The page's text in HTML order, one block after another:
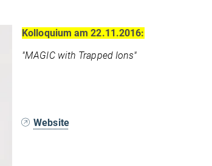
Kolloquium am 22.11.2016:
"MAGIC with Trapped Ions"
Website